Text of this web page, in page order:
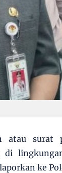
atau surat
ke